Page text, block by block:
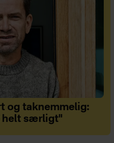
og taknemmelig:
helt særligt"